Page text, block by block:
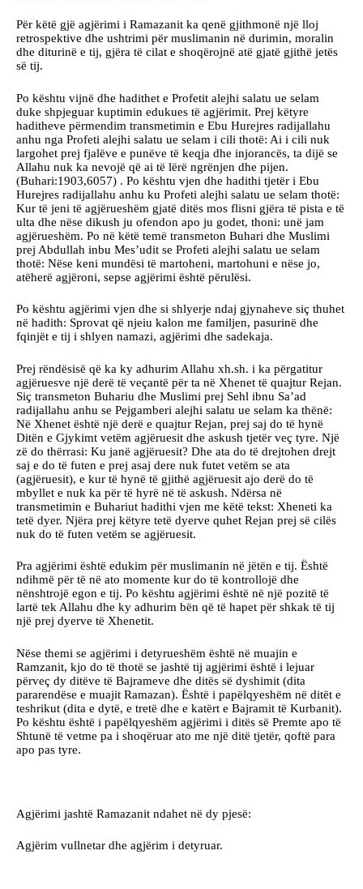
Për këtë gjë agjërimi i Ramazanit ka qenë gjithmonë një lloj
retrospektive dhe ushtrimi për muslimanin në durimin, moralin
dhe diturinë e tij, gjëra të cilat e shoqërojnë atë gjatë gjithë jetës
së tij.
Po kështu vijnë dhe hadithet e Profetit alejhi salatu ue selam
duke shpjeguar kuptimin edukues të agjërimit. Prej këtyre
haditheve përmendim transmetimin e Ebu Hurejres radijallahu
anhu nga Profeti alejhi salatu ue selam i cili thotë: Ai i cili nuk
largohet prej fjalëve e punëve të keqja dhe injorancës, ta dijë se
Allahu nuk ka nevojë që ai të lërë ngrënjen dhe pijen.
(Buhari:1903,6057) . Po kështu vjen dhe hadithi tjetër i Ebu
Hurejres radijallahu anhu ku Profeti alejhi salatu ue selam thotë:
Kur të jeni të agjërueshëm gjatë ditës mos flisni gjëra të pista e të
ulta dhe nëse dikush ju ofendon apo ju godet, thoni: unë jam
agjërueshëm. Po në këtë temë transmeton Buhari dhe Muslimi
prej Abdullah inbu Mes’udit se Profeti alejhi salatu ue selam
thotë: Nëse keni mundësi të martoheni, martohuni e nëse jo,
atëherë agjëroni, sepse agjërimi është përulësi.
Po kështu agjërimi vjen dhe si shlyerje ndaj gjynaheve siç thuhet
në hadith: Sprovat që njeiu kalon me familjen, pasurinë dhe
fqinjët e tij i shlyen namazi, agjërimi dhe sadekaja.
Prej rëndësisë që ka ky adhurim Allahu xh.sh. i ka përgatitur
agjëruesve një derë të veçantë për ta në Xhenet të quajtur Rejan.
Siç transmeton Buhariu dhe Muslimi prej Sehl ibnu Sa’ad
radijallahu anhu se Pejgamberi alejhi salatu ue selam ka thënë:
Në Xhenet është një derë e quajtur Rejan, prej saj do të hynë
Ditën e Gjykimt vetëm agjëruesit dhe askush tjetër veç tyre. Një
zë do thërrasi: Ku janë agjëruesit? Dhe ata do të drejtohen drejt
saj e do të futen e prej asaj dere nuk futet vetëm se ata
(agjëruesit), e kur të hynë të gjithë agjëruesit ajo derë do të
mbyllet e nuk ka për të hyrë në të askush. Ndërsa në
transmetimin e Buhariut hadithi vjen me këtë tekst: Xheneti ka
tetë dyer. Njëra prej këtyre tetë dyerve quhet Rejan prej së cilës
nuk do të futen vetëm se agjëruesit.
Pra agjërimi është edukim për muslimanin në jëtën e tij. Është
ndihmë për të në ato momente kur do të kontrollojë dhe
nënshtrojë egon e tij. Po kështu agjërimi është në një pozitë të
lartë tek Allahu dhe ky adhurim bën që të hapet për shkak të tij
një prej dyerve të Xhenetit.
Nëse themi se agjërimi i detyrueshëm është në muajin e
Ramzanit, kjo do të thotë se jashtë tij agjërimi është i lejuar
përveç dy ditëve të Bajrameve dhe ditës së dyshimit (dita
pararendëse e muajit Ramazan). Është i papëlqyeshëm në ditët e
teshrikut (dita e dytë, e tretë dhe e katërt e Bajramit të Kurbanit).
Po kështu është i papëlqyeshëm agjërimi i ditës së Premte apo të
Shtunë të vetme pa i shoqëruar ato me një ditë tjetër, qoftë para
apo pas tyre.
Agjërimi jashtë Ramazanit ndahet në dy pjesë:
Agjërim vullnetar dhe agjërim i detyruar.